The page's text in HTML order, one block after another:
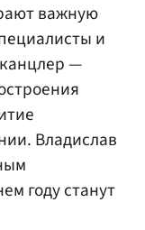
важную
и
—
Владислав
году станут